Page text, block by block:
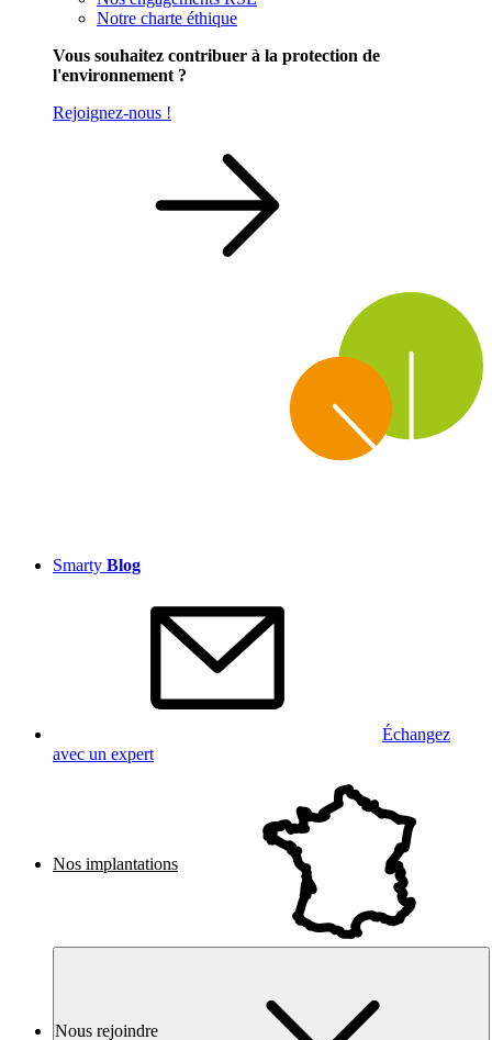
Notre charte éthique
Vous souhaitez contribuer à la protection de
l'environnement ?
Rejoignez-nous !
Smarty Blog
Échangez
avec un expert
Nos implantations
Nous rejoindre